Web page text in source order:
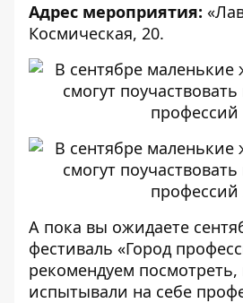
Адрес мероприятия:
Космическая, 20.
А пока вы ожидаете
фестиваль «Город
рекомендуем посмотреть,
испытывали на себе